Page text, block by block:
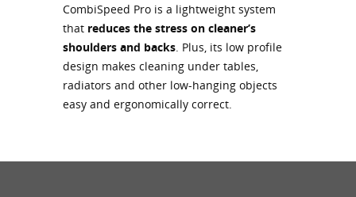
CombiSpeed Pro is a lightweight system
that reduces the stress on cleaner’s
shoulders and backs . Plus, its low profile
design makes cleaning under tables,
radiators and other low-hanging objects
easy and ergonomically correct.